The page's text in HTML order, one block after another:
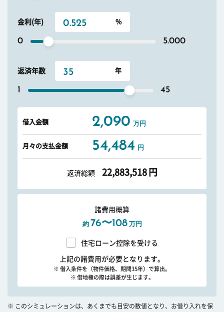
金利(年)
0 5.000
返済年数
1 45
借入金額 2,090 万円
月々の支払金額 54,484 円
返済総額 22,883,518 円
諸費用概算
約 76〜108 万円
住宅ローン控除を受ける
上記の諸費用が必要となります。
※ 借入条件を（物件価格、期間35年）で算出。
※ 借地権の際は誤差が生じます。
※ このシミュレーションは、あくまでも目安の数値となり、お借り入れを保